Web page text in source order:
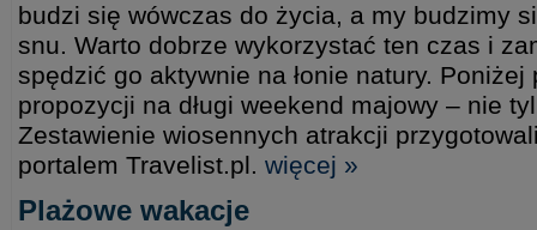
budzi się wówczas do życia, a my budzimy
snu. Warto dobrze wykorzystać ten czas i
spędzić go aktywnie na łonie natury.
propozycji na długi weekend majowy – nie
Zestawienie wiosennych atrakcji
portalem Travelist.pl. więcej »
Plażowe wakacje